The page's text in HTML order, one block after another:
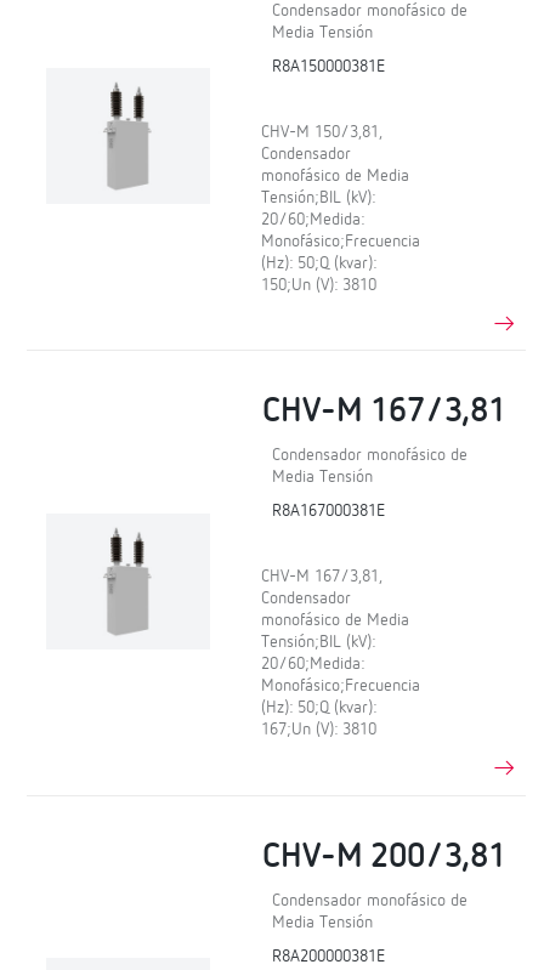
Condensador monofásico de
Media Tensión
R8A150000381E
CHV-M 150/3,81,
Condensador
monofásico de Media
Tensión;BIL (kV):
20/60;Medida:
Monofásico;Frecuencia
(Hz): 50;Q (kvar):
150;Un (V): 3810
CHV-M 167/3,81
Condensador monofásico de
Media Tensión
R8A167000381E
CHV-M 167/3,81,
Condensador
monofásico de Media
Tensión;BIL (kV):
20/60;Medida:
Monofásico;Frecuencia
(Hz): 50;Q (kvar):
167;Un (V): 3810
CHV-M 200/3,81
Condensador monofásico de
Media Tensión
R8A200000381E